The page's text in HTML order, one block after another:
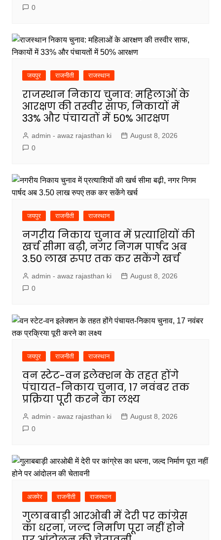
0
जयपुर राजनीती राजस्थान
राजस्थान निकाय चुनाव: महिलाओं के
आरक्षण की तस्वीर साफ, निकायों में
33% और पंचायतों में 50% आरक्षण
admin - awaz rajasthan ki
August 8, 2026
0
जयपुर राजनीती राजस्थान
नगरीय निकाय चुनाव में प्रत्याशियों की
खर्च सीमा बढ़ी, नगर निगम पार्षद अब
3.50 लाख रुपए तक कर सकेंगे खर्च
admin - awaz rajasthan ki
August 8, 2026
0
जयपुर राजनीती राजस्थान
वन स्टेट-वन इलेक्शन के तहत होंगे
पंचायत-निकाय चुनाव, 17 नवंबर तक
प्रक्रिया पूरी करने का लक्ष्य
admin - awaz rajasthan ki
August 8, 2026
0
अजमेर राजनीती राजस्थान
गुलाबबाड़ी आरओबी में देरी पर कांग्रेस
का धरना, जल्द निर्माण पूरा नहीं होने